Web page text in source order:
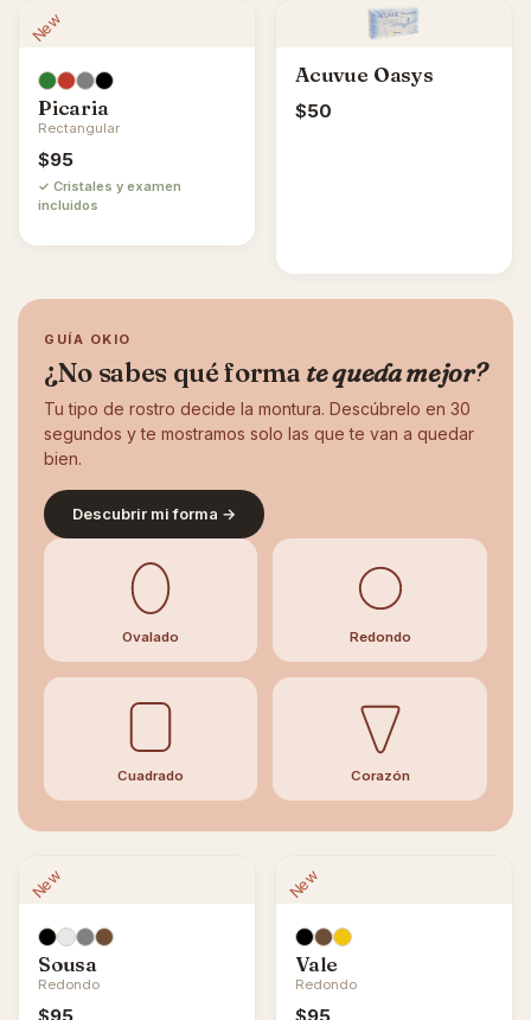
New
Picaria
Rectangular
$95
✓ Cristales y examen
incluidos
Acuvue Oasys
$50
GUÍA OKIO
¿No sabes qué forma te queda mejor?
Tu tipo de rostro decide la montura. Descúbrelo en 30
segundos y te mostramos solo las que te van a quedar
bien.
Descubrir mi forma →
Ovalado Redondo
Cuadrado Corazón
New
Sousa
Redondo
$95
New
Vale
Redondo
$95